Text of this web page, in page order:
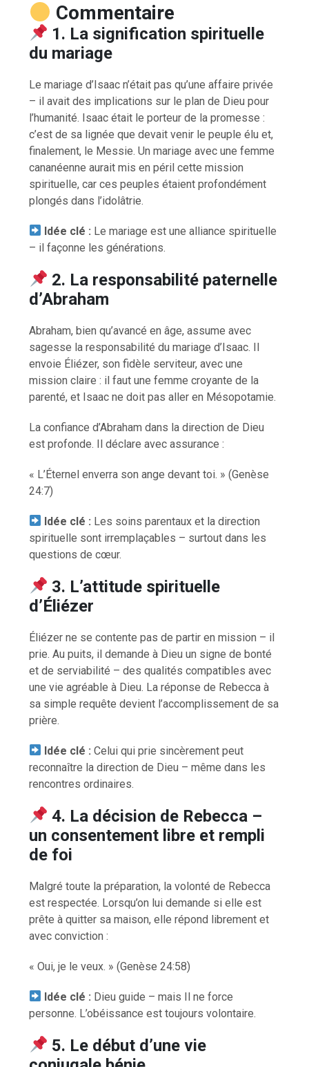
Commentaire
1. La signification spirituelle
du mariage
Le mariage d’Isaac n’était pas qu’une affaire privée
– il avait des implications sur le plan de Dieu pour
l’humanité. Isaac était le porteur de la promesse :
c’est de sa lignée que devait venir le peuple élu et,
finalement, le Messie. Un mariage avec une femme
cananéenne aurait mis en péril cette mission
spirituelle, car ces peuples étaient profondément
plongés dans l’idolâtrie.
Idée clé : Le mariage est une alliance spirituelle
– il façonne les générations.
2. La responsabilité paternelle
d’Abraham
Abraham, bien qu’avancé en âge, assume avec
sagesse la responsabilité du mariage d’Isaac. Il
envoie Éliézer, son fidèle serviteur, avec une
mission claire : il faut une femme croyante de la
parenté, et Isaac ne doit pas aller en Mésopotamie.
La confiance d’Abraham dans la direction de Dieu
est profonde. Il déclare avec assurance :
« L’Éternel enverra son ange devant toi. » (Genèse
24:7)
Idée clé : Les soins parentaux et la direction
spirituelle sont irremplaçables – surtout dans les
questions de cœur.
3. L’attitude spirituelle
d’Éliézer
Éliézer ne se contente pas de partir en mission – il
prie. Au puits, il demande à Dieu un signe de bonté
et de serviabilité – des qualités compatibles avec
une vie agréable à Dieu. La réponse de Rebecca à
sa simple requête devient l’accomplissement de sa
prière.
Idée clé : Celui qui prie sincèrement peut
reconnaître la direction de Dieu – même dans les
rencontres ordinaires.
4. La décision de Rebecca –
un consentement libre et rempli
de foi
Malgré toute la préparation, la volonté de Rebecca
est respectée. Lorsqu’on lui demande si elle est
prête à quitter sa maison, elle répond librement et
avec conviction :
« Oui, je le veux. » (Genèse 24:58)
Idée clé : Dieu guide – mais Il ne force
personne. L’obéissance est toujours volontaire.
5. Le début d’une vie